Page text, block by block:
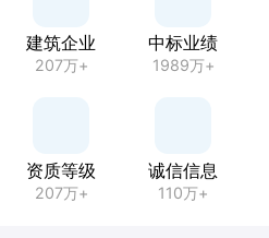
建筑企业
207万+
中标业绩
1989万+
资质等级
207万+
诚信信息
110万+